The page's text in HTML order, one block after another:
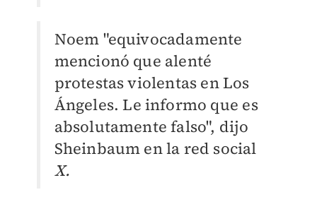
Noem "equivocadamente
mencionó que alenté
protestas violentas en Los
Ángeles. Le informo que es
absolutamente falso", dijo
Sheinbaum en la red social
X.